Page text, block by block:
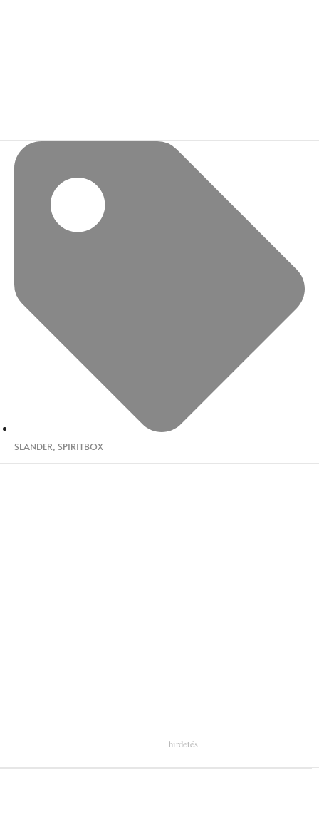
SLANDER, SPIRITBOX